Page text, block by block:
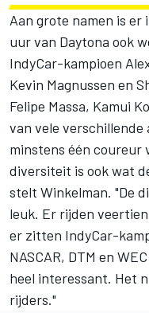
Aan grote namen is er
uur van Daytona ook
IndyCar-kampioen
Kevin Magnussen en
Felipe Massa, Kamui
van vele
minstens één coureur
diversiteit is ook wat
stelt Winkelman. "De
leuk. Er rijden
er zitten IndyCar-
NASCAR, DTM en
heel interessant. Het
rijders."